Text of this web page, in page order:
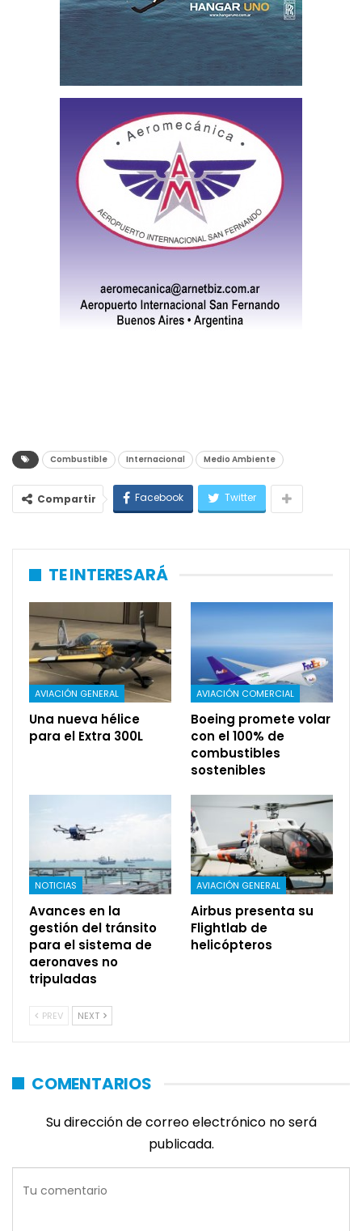
Combustible Internacional Medio Ambiente
Compartir Facebook Twitter
TE INTERESARÁ
AVIACIÓN GENERAL
Una nueva hélice
para el Extra 300L
AVIACIÓN COMERCIAL
Boeing promete volar
con el 100% de
combustibles
sostenibles
NOTICIAS
Avances en la
gestión del tránsito
para el sistema de
aeronaves no
tripuladas
AVIACIÓN GENERAL
Airbus presenta su
Flightlab de
helicópteros
PREV NEXT
COMENTARIOS
Su dirección de correo electrónico no será
publicada.